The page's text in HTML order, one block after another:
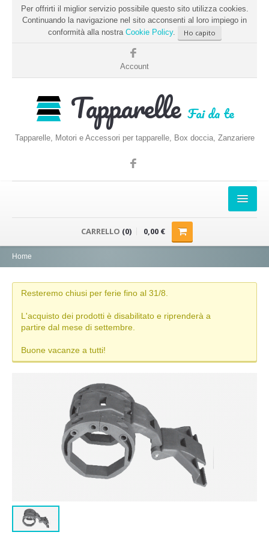
Per offrirti il miglior servizio possibile questo sito utilizza cookies.
Continuando la navigazione nel sito acconsenti al loro impiego in
conformità alla nostra Cookie Policy. Ho capito
Account
Tapparelle Fai da te
Tapparelle, Motori e Accessori per tapparelle, Box doccia, Zanzariere
PRENDERE LE MISURE
TAPPARELLA IN PVC
TAPPARELLA IN ALLUMINIO
TAPPARELLA IN PVC-ALLUMINIO (DUERO)
TIPI DI MANOVRA
COLORI TAPPARELLE
CARRELLO (0) 0,00 €
Home
Resteremo chiusi per ferie fino al 31/8.
L'acquisto dei prodotti è disabilitato e riprenderà a
partire dal mese di settembre.
Buone vacanze a tutti!